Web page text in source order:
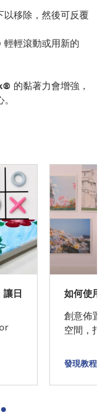
以移除，然後可反覆
輕輕滾動或用新的
的黏著力會增強，
日
現
教
程
如何使用
創意佈置
空間，打
發現教程